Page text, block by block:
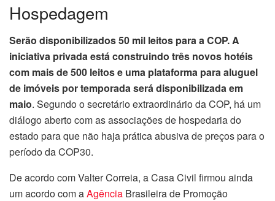
Hospedagem
Serão disponibilizados 50 mil leitos para a COP. A
iniciativa privada está construindo três novos hotéis
com mais de 500 leitos e uma plataforma para aluguel
de imóveis por temporada será disponibilizada em
maio. Segundo o secretário extraordinário da COP, há um
diálogo aberto com as associações de hospedaria do
estado para que não haja prática abusiva de preços para o
período da COP30.
De acordo com Valter Correia, a Casa Civil firmou ainda
um acordo com aAgência Brasileira de Promoção